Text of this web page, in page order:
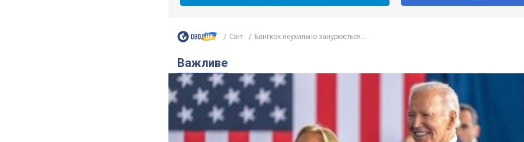
Світ Бангкок неухильно занурюється...
Важливе